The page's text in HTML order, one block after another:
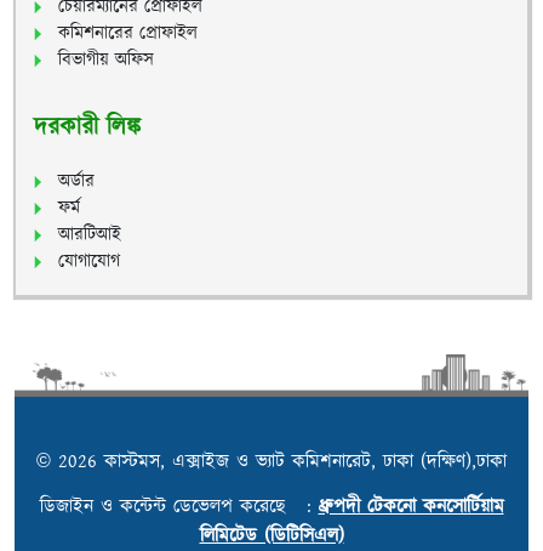
চেয়ারম্যানের প্রোফাইল
কমিশনারের প্রোফাইল
বিভাগীয় অফিস
দরকারী লিঙ্ক
অর্ডার
ফর্ম
আরটিআই
যোগাযোগ
© 2026 কাস্টমস, এক্সাইজ ও ভ্যাট কমিশনারেট, ঢাকা (দক্ষিণ),ঢাকা
ডিজাইন ও কন্টেন্ট ডেভেলপ করেছে :ধ্রুপদী টেকনো কনসোর্টিয়াম
লিমিটেড (ডিটিসিএল)